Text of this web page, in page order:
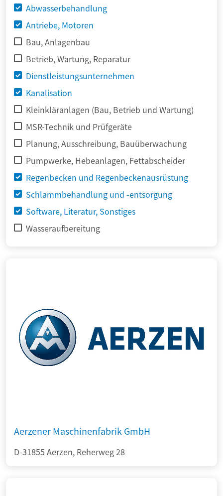
Abwasserbehandlung
Antriebe, Motoren
Bau, Anlagenbau
Betrieb, Wartung, Reparatur
Dienstleistungsunternehmen
Kanalisation
Kleinkläranlagen (Bau, Betrieb und Wartung)
MSR-Technik und Prüfgeräte
Planung, Ausschreibung, Bauüberwachung
Pumpwerke, Hebeanlagen, Fettabscheider
Regenbecken und Regenbeckenausrüstung
Schlammbehandlung und -entsorgung
Software, Literatur, Sonstiges
Wasseraufbereitung
Aerzener Maschinenfabrik GmbH
D-31855 Aerzen, Reherweg 28